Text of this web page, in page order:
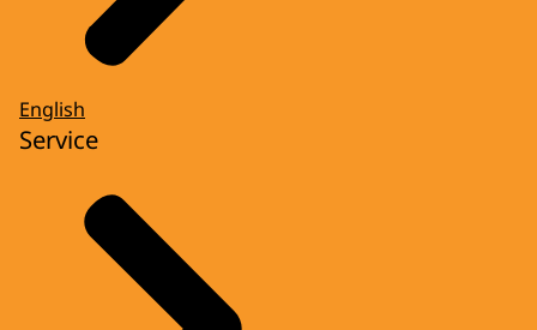
English
Service